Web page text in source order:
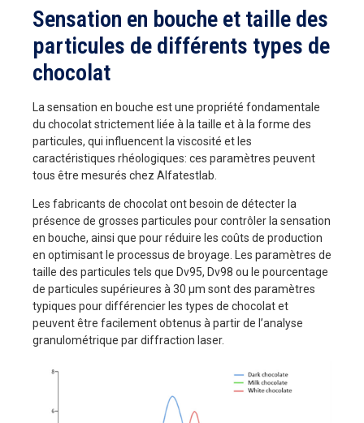
Sensation en bouche et taille des
particules de différents types de
chocolat
La sensation en bouche est une propriété fondamentale
du chocolat strictement liée à la taille et à la forme des
particules, qui influencent la viscosité et les
caractéristiques rhéologiques: ces paramètres peuvent
tous être mesurés chez Alfatestlab.
Les fabricants de chocolat ont besoin de détecter la
présence de grosses particules pour contrôler la sensation
en bouche, ainsi que pour réduire les coûts de production
en optimisant le processus de broyage. Les paramètres de
taille des particules tels que Dv95, Dv98 ou le pourcentage
de particules supérieures à 30 μm sont des paramètres
typiques pour différencier les types de chocolat et
peuvent être facilement obtenus à partir de l’analyse
granulométrique par diffraction laser.